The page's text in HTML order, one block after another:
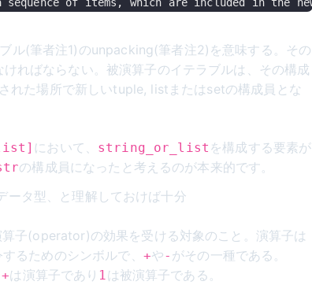
ル(筆者注1)のunpacking(筆者注2)を意味する。その
ればならない。被演算子のイテラブルは、その構成
れた場所で新しいtuple, listまたはsetの構成員とな
において、 string_or_list を構成する要素が
の構成員になったと考えるのが本来的です。
ータ型、と理解しておけば十分
子(operator)の効果を受ける対象のこと。演算子は
るためのシンボルで、 +や- がその一種である。
+は演算子であり 1 は被演算子である。